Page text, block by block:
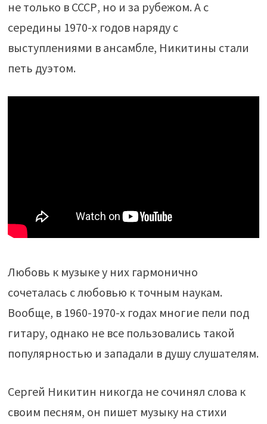
не только в СССР, но и за рубежом. А с
середины 1970-х годов наряду с
выступлениями в ансамбле, Никитины стали
петь дуэтом.
Любовь к музыке у них гармонично
сочеталась с любовью к точным наукам.
Вообще, в 1960-1970-х годах многие пели под
гитару, однако не все пользовались такой
популярностью и западали в душу слушателям.
Сергей Никитин никогда не сочинял слова к
своим песням, он пишет музыку на стихи